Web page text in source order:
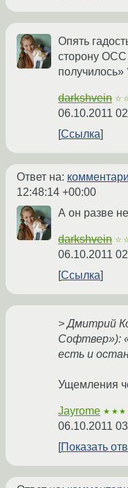
Опять
сторону ОСС
получилось»
darkshvein
06.10.2011
Ссылка
Ответ на:
12:48:14 +00:00
А он разве
darkshvein
06.10.2011
Ссылка
> Дмитрий
Софтвер»):
есть и
Ущемления
Jayrome
06.10.2011
Показать